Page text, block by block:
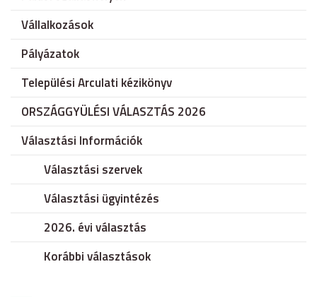
Vállalkozások
Pályázatok
Települési Arculati kézikönyv
ORSZÁGGYÜLÉSI VÁLASZTÁS 2026
Választási Információk
Választási szervek
Választási ügyintézés
2026. évi választás
Korábbi választások